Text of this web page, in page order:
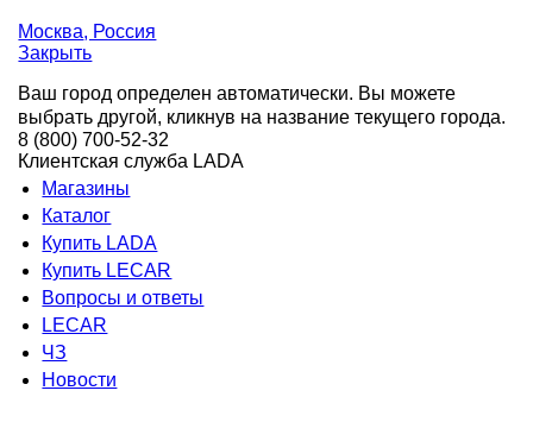
Москва, Россия
Закрыть
Ваш город определен автоматически. Вы можете
выбрать другой, кликнув на название текущего города.
8 (800) 700-52-32
Клиентская служба LADA
Магазины
Каталог
Купить LADA
Купить LECAR
Вопросы и ответы
LECAR
ЧЗ
Новости